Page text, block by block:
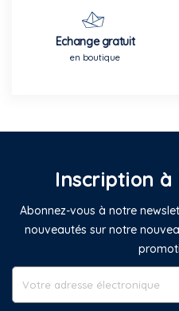
Echange gratuit
en boutique
Inscription
Abonnez-vous à notre
nouveautés sur notre